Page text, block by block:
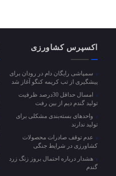
اکسپرس کشاورزی
سمپاشی رایگان دام در رودان برای
پیشگیری از تب کریمه کنگو آغاز شد
امسال حداقل 30درصد ظرفیت
تولید گندم دیم از بین رفت
واحد‌های بسته‌بندی مشکلی برای
تولید ندارند
عدم توقف صادرات محصولات
کشاورزی در شرایط جنگی
هشدار درباره احتمال بروز زنگ زرد
گندم